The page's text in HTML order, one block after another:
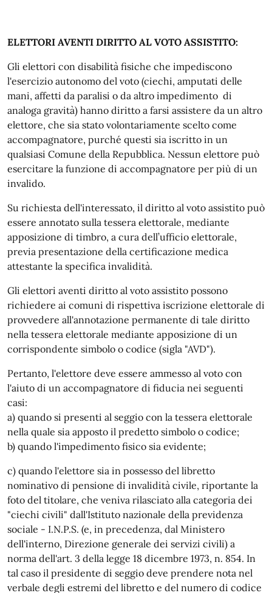
ELETTORI AVENTI DIRITTO AL VOTO ASSISTITO:
Gli elettori con disabilità fisiche che impediscono
l'esercizio autonomo del voto (ciechi, amputati delle
mani, affetti da paralisi o da altro impedimento di
analoga gravità) hanno diritto a farsi assistere da un altro
elettore, che sia stato volontariamente scelto come
accompagnatore, purché questi sia iscritto in un
qualsiasi Comune della Repubblica. Nessun elettore può
esercitare la funzione di accompagnatore per più di un
invalido.
Su richiesta dell'interessato, il diritto al voto assistito può
essere annotato sulla tessera elettorale, mediante
apposizione di timbro, a cura dell’ufficio elettorale,
previa presentazione della certificazione medica
attestante la specifica invalidità.
Gli elettori aventi diritto al voto assistito possono
richiedere ai comuni di rispettiva iscrizione elettorale di
provvedere all'annotazione permanente di tale diritto
nella tessera elettorale mediante apposizione di un
corrispondente simbolo o codice (sigla "AVD").
Pertanto, l'elettore deve essere ammesso al voto con
l'aiuto di un accompagnatore di fiducia nei seguenti
casi:
a) quando si presenti al seggio con la tessera elettorale
nella quale sia apposto il predetto simbolo o codice;
b) quando l'impedimento fisico sia evidente;
c) quando l'elettore sia in possesso del libretto
nominativo di pensione di invalidità civile, riportante la
foto del titolare, che veniva rilasciato alla categoria dei
"ciechi civili" dall'Istituto nazionale della previdenza
sociale - I.N.P.S. (e, in precedenza, dal Ministero
dell'interno, Direzione generale dei servizi civili) a
norma dell'art. 3 della legge 18 dicembre 1973, n. 854. In
tal caso il presidente di seggio deve prendere nota nel
verbale degli estremi del libretto e del numero di codice